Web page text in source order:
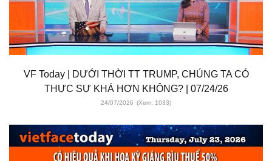
VF Today | DƯỚI THỜI TT TRUMP, CHÚNG TA CÓ
THỰC SỰ KHÁ HƠN KHÔNG? | 07/24/26
24/07/2026 (Xem: 1033)